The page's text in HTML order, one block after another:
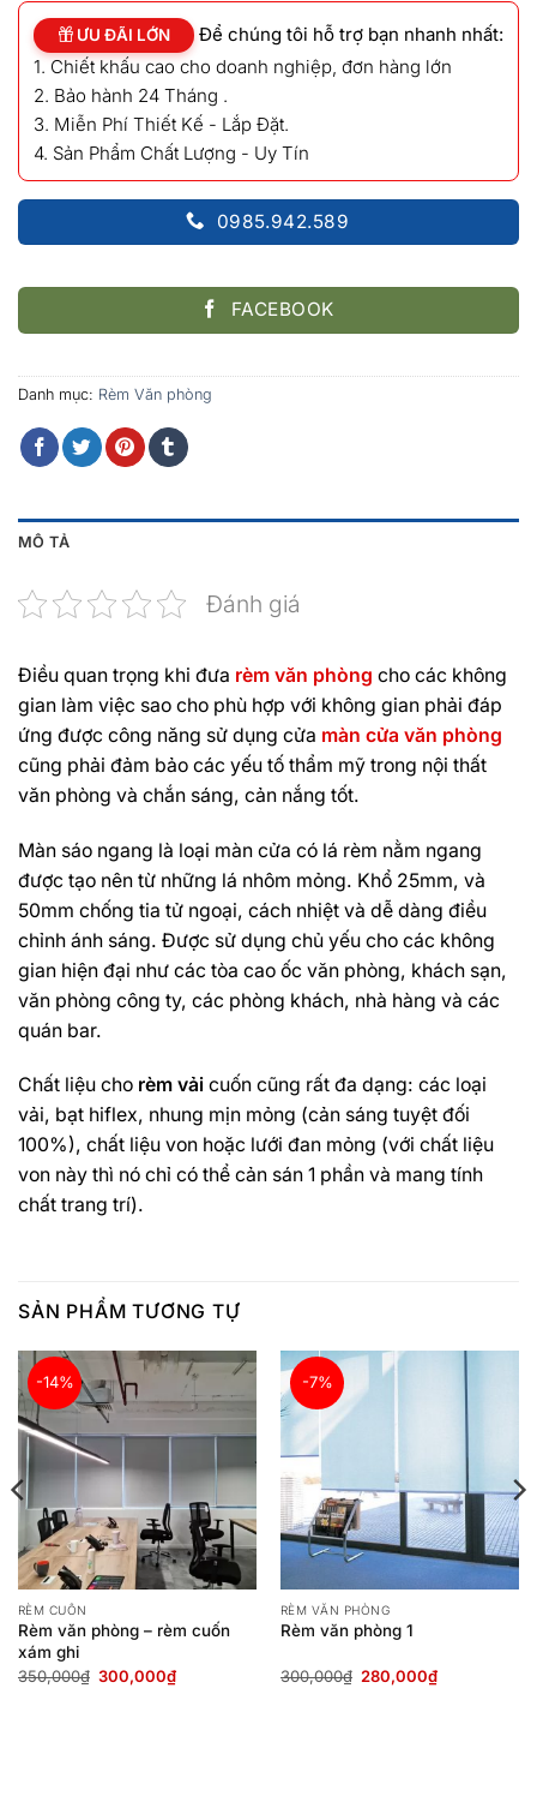
450,000₫.
370,000₫.
ƯU ĐÃI LỚN
Để chúng tôi hỗ trợ bạn nhanh nhất:
1. Chiết khấu cao cho doanh nghiệp, đơn hàng lớn
2. Bảo hành 24 Tháng .
3. Miễn Phí Thiết Kế - Lắp Đặt.
4. Sản Phẩm Chất Lượng - Uy Tín
0985.942.589
FACEBOOK
Danh mục: Rèm Văn phòng
MÔ TẢ
Đánh giá
Điều quan trọng khi đưa rèm văn phòng cho các không
gian làm việc sao cho phù hợp với không gian phải đáp
ứng được công năng sử dụng cửa màn cửa văn phòng
cũng phải đảm bảo các yếu tố thẩm mỹ trong nội thất
văn phòng và chắn sáng, cản nắng tốt.
Màn sáo ngang là loại màn cửa có lá rèm nằm ngang
được tạo nên từ những lá nhôm mỏng. Khổ 25mm, và
50mm chống tia tử ngoại, cách nhiệt và dễ dàng điều
chỉnh ánh sáng. Được sử dụng chủ yếu cho các không
gian hiện đại như các tòa cao ốc văn phòng, khách sạn,
văn phòng công ty, các phòng khách, nhà hàng và các
quán bar.
Chất liệu cho rèm vải cuốn cũng rất đa dạng: các loại
vải, bạt hiflex, nhung mịn mỏng (cản sáng tuyệt đối
100%), chất liệu von hoặc lưới đan mỏng (với chất liệu
von này thì nó chỉ có thể cản sán 1 phần và mang tính
chất trang trí).
SẢN PHẨM TƯƠNG TỰ
-14%
RÈM CUỐN
Rèm văn phòng – rèm cuốn
xám ghi
350,000₫ Giá
300,000₫Giá
hiện
-7%
RÈM VĂN PHÒNG
Rèm văn phòng 1
300,000₫ Giá
280,000₫Giá
hiện